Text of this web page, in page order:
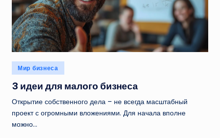
Опубликовано
в
Мир бизнеса
3 идеи для малого бизнеса
Открытие собственного дела – не всегда масштабный
проект с огромными вложениями. Для начала вполне
можно…